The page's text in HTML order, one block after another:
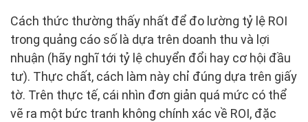
Cách thức thường thấy nhất để đo lường tỷ lệ ROI
trong quảng cáo số là dựa trên doanh thu và lợi
nhuận (hãy nghĩ tới tỷ lệ chuyển đổi hay cơ hội đầu
tư). Thực chất, cách làm này chỉ đúng dựa trên giấy
tờ. Trên thực tế, cái nhìn đơn giản quá mức có thể
vẽ ra một bức tranh không chính xác về ROI, đặc